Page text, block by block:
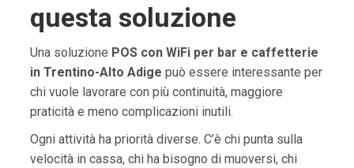
questa soluzione
Una soluzione POS con WiFi per bar e caffetterie
in Trentino-Alto Adige può essere interessante per
chi vuole lavorare con più continuità, maggiore
praticità e meno complicazioni inutili.
Ogni attività ha priorità diverse. C’è chi punta sulla
velocità in cassa, chi ha bisogno di muoversi, chi